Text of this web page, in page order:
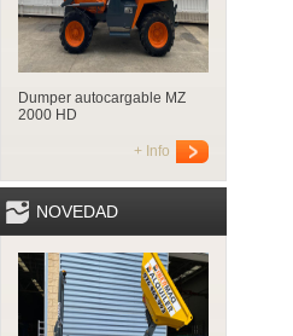
Dumper autocargable MZ
2000 HD
+ Info
NOVEDAD